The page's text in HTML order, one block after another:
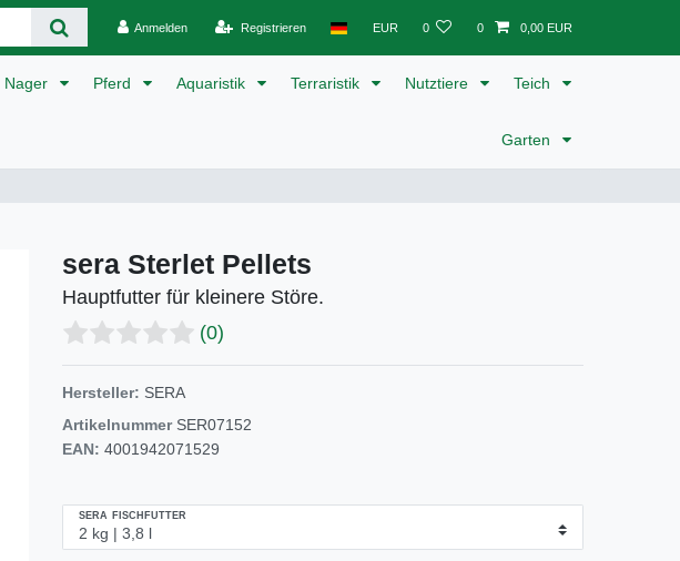
Anmelden Registrieren EUR 0 0 0,00 EUR
Nager Pferd Aquaristik Terraristik Nutztiere Teich
Garten
sera Sterlet Pellets
Hauptfutter für kleinere Störe.
(0)
Hersteller: SERA
Artikelnummer SER07152
EAN: 4001942071529
SERA FISCHFUTTER